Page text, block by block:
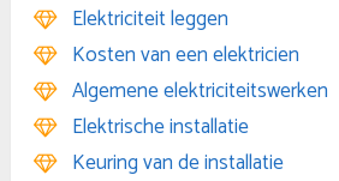
Elektriciteit leggen
Kosten van een elektricien
Algemene elektriciteitswerken
Elektrische installatie
Keuring van de installatie